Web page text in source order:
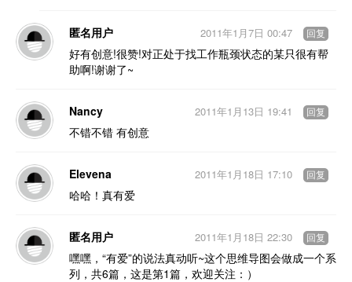
匿名用户
好有创意!很赞!对正处于找工作瓶颈状态的某只很有帮
助啊!谢谢了~
2011年1月7日 00:47 回复
Nancy
不错不错 有创意
2011年1月13日 19:41 回复
Elevena
哈哈！真有爱
2011年1月18日 17:10 回复
匿名用户
嘿嘿，“有爱”的说法真动听~这个思维导图会做成一个系
列，共6篇，这是第1篇，欢迎关注：）
2011年1月18日 22:30 回复